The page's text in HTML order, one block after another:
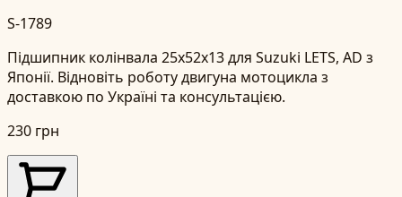
S-1789
Підшипник колінвала 25x52x13 для Suzuki LETS, AD з
Японії. Відновіть роботу двигуна мотоцикла з
доставкою по Україні та консультацією.
230 грн